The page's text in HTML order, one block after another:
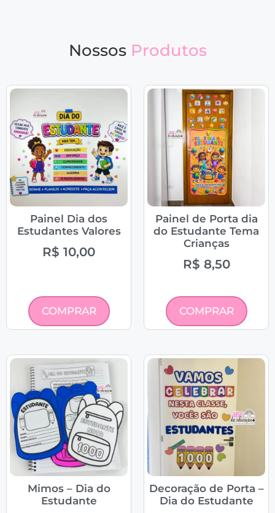
Nossos Produtos
Painel Dia dos
Estudantes Valores
R$ 10,00
COMPRAR
Painel de Porta dia
do Estudante Tema
Crianças
R$ 8,50
COMPRAR
Mimos – Dia do
Estudante
Decoração de Porta –
Dia do Estudante